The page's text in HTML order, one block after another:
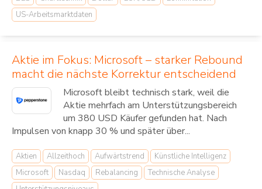
US-Arbeitsmarktdaten
Aktie im Fokus: Microsoft – starker Rebound
macht die nächste Korrektur entscheidend
Microsoft bleibt technisch stark, weil die
Aktie mehrfach am Unterstützungsbereich
um 380 USD Käufer gefunden hat. Nach
Impulsen von knapp 30 % und später über...
Aktien Allzeithoch Aufwärtstrend
Künstliche Intelligenz
Microsoft
Nasdaq Rebalancing
Technische Analyse